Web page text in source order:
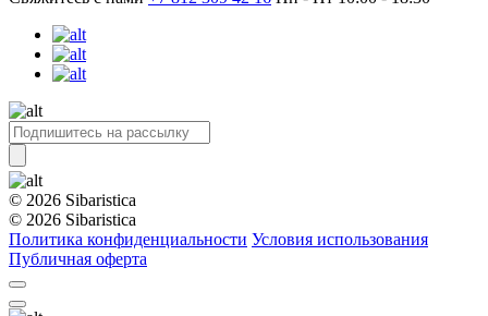
© 2026 Sibaristica
© 2026 Sibaristica
Политика конфиденциальности Условия использования
Публичная оферта